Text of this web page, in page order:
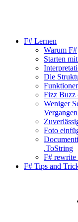
F# Lernen
Warum F#
Starten
Die
Fizz Buzz
Weniger
Foto
.ToString
F# rewrite
F# Tips and